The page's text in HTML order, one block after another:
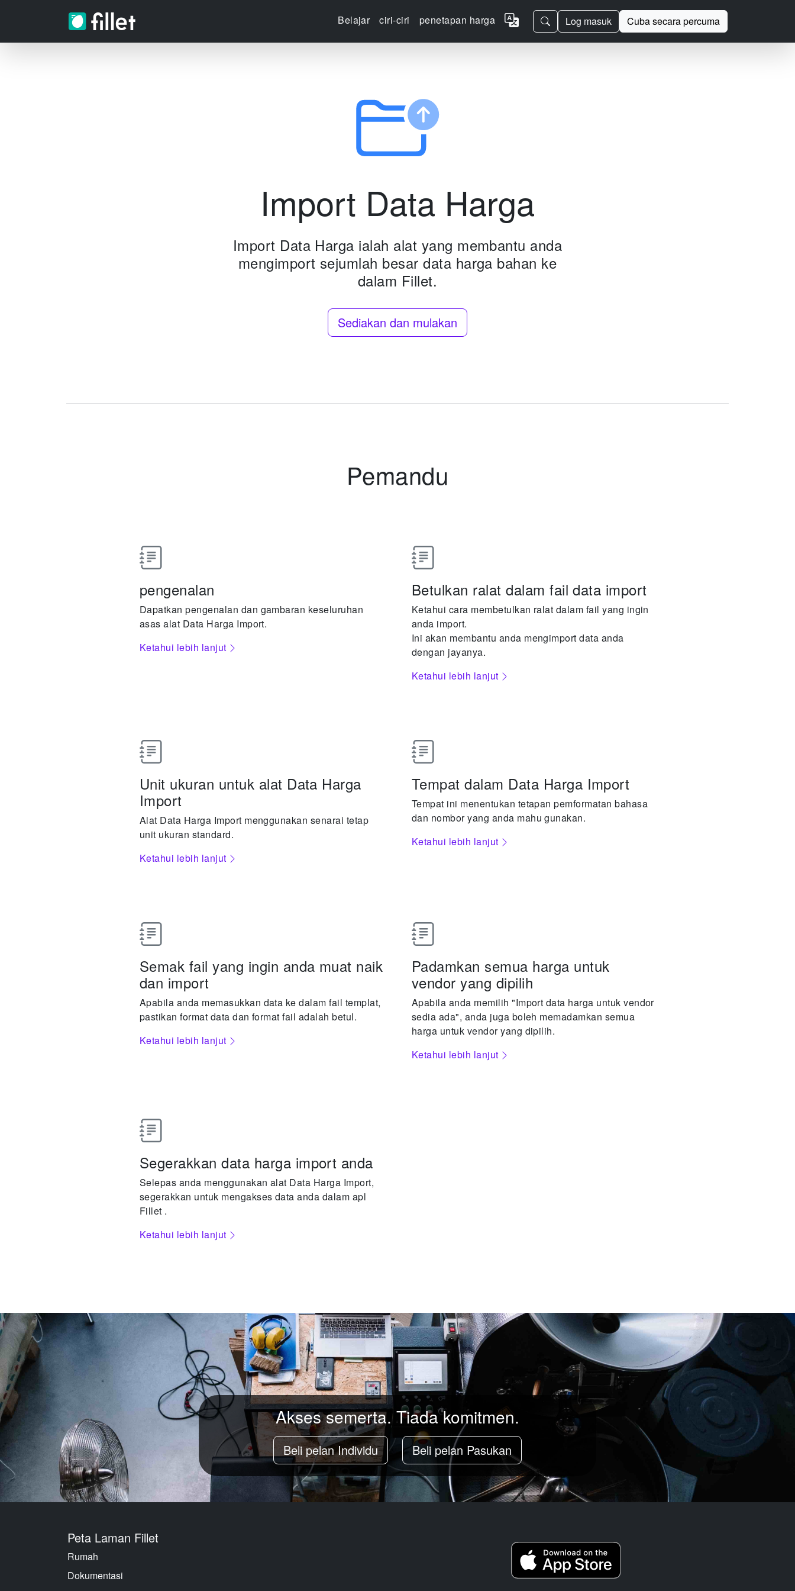
Belajar ciri-ciri penetapan harga Log masuk Cuba secara percuma
Import Data Harga
Import Data Harga ialah alat yang membantu anda
mengimport sejumlah besar data harga bahan ke
dalam Fillet.
Sediakan dan mulakan
Pemandu
pengenalan
Dapatkan pengenalan dan gambaran keseluruhan
asas alat Data Harga Import.
Ketahui lebih lanjut
Betulkan ralat dalam fail data import
Ketahui cara membetulkan ralat dalam fail yang ingin
anda import.
Ini akan membantu anda mengimport data anda
dengan jayanya.
Ketahui lebih lanjut
Unit ukuran untuk alat Data Harga
Import
Alat Data Harga Import menggunakan senarai tetap
unit ukuran standard.
Ketahui lebih lanjut
Tempat dalam Data Harga Import
Tempat ini menentukan tetapan pemformatan bahasa
dan nombor yang anda mahu gunakan.
Ketahui lebih lanjut
Semak fail yang ingin anda muat naik
dan import
Apabila anda memasukkan data ke dalam fail templat,
pastikan format data dan format fail adalah betul.
Ketahui lebih lanjut
Padamkan semua harga untuk
vendor yang dipilih
Apabila anda memilih "Import data harga untuk vendor
sedia ada", anda juga boleh memadamkan semua
harga untuk vendor yang dipilih.
Ketahui lebih lanjut
Segerakkan data harga import anda
Selepas anda menggunakan alat Data Harga Import,
segerakkan untuk mengakses data anda dalam apl
Fillet .
Ketahui lebih lanjut
Akses semerta. Tiada komitmen.
Beli pelan Individu Beli pelan Pasukan
Peta Laman Fillet
Rumah
Dokumentasi